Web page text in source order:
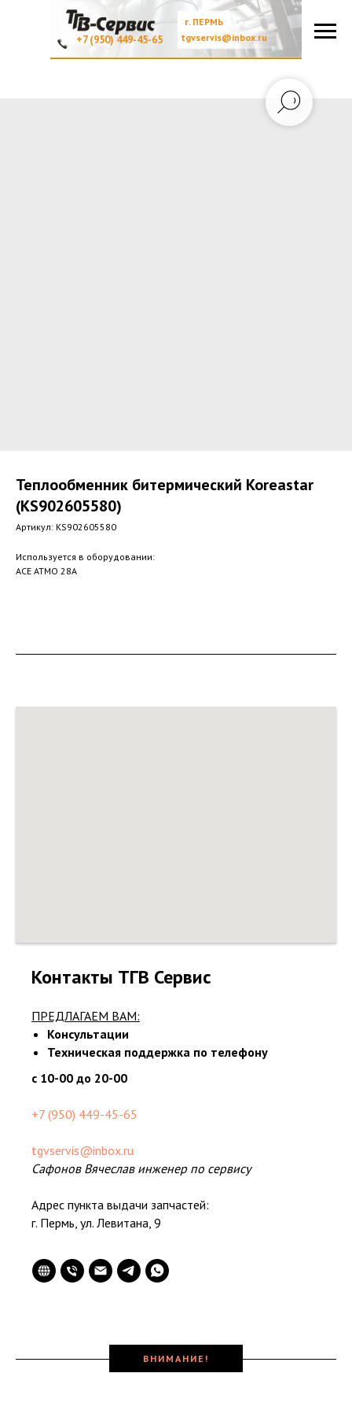
г. ПЕРМЬ
+7 (950) 449-45-65 tgvservis@inbox.ru
Теплообменник битермический Koreastar
(KS902605580)
Артикул: KS902605580
Используется в оборудовании:
ACE ATMO 28A
Контакты ТГВ Сервис
ПРЕДЛАГАЕМ ВАМ:
Консультации
Техническая поддержка по телефону
с 10-00 до 20-00
+7 (950) 449-45-65
tgvservis@inbox.ru
Сафонов Вячеслав инженер по сервису
Адрес пункта выдачи запчастей:
г. Пермь, ул. Левитана, 9
ВНИМАНИЕ!